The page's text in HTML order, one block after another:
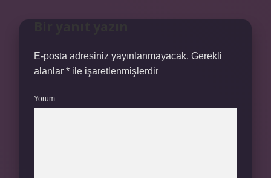
E-posta adresiniz yayınlanmayacak. Gerekli
alanlar * ile işaretlenmişlerdir
Yorum